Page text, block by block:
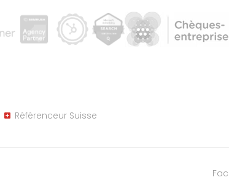
Référenceur Suisse